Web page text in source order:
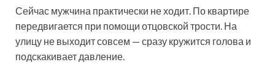
Сейчас мужчина практически не ходит. По квартире
передвигается при помощи отцовской трости. На
улицу не выходит совсем — сразу кружится голова и
подскакивает давление.